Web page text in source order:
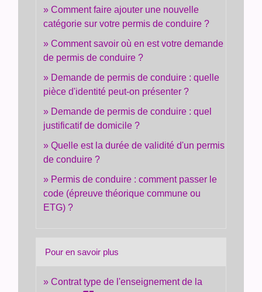
Comment faire ajouter une nouvelle
catégorie sur votre permis de conduire ?
Comment savoir où en est votre demande
de permis de conduire ?
Demande de permis de conduire : quelle
pièce d'identité peut-on présenter ?
Demande de permis de conduire : quel
justificatif de domicile ?
Quelle est la durée de validité d'un permis
de conduire ?
Permis de conduire : comment passer le
code (épreuve théorique commune ou
ETG) ?
Pour en savoir plus
Contrat type de l'enseignement de la